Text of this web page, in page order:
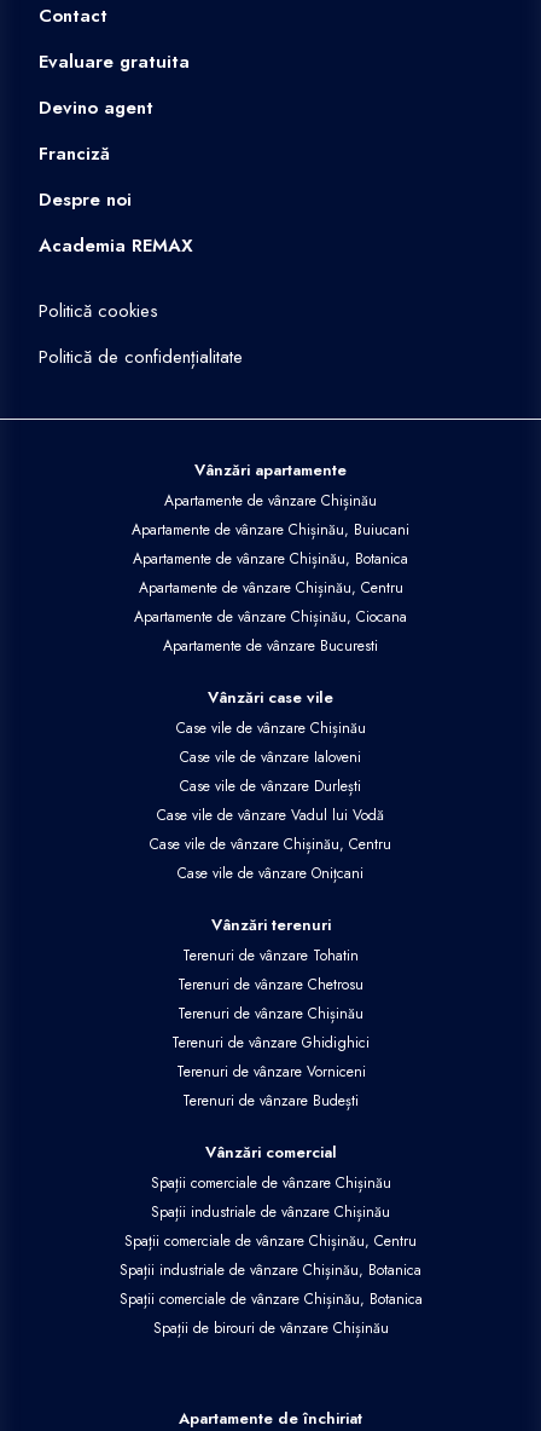
Contact
Evaluare gratuita
Devino agent
Franciză
Despre noi
Academia REMAX
Politică cookies
Politică de confidențialitate
Vânzări apartamente
Apartamente de vânzare Chișinău
Apartamente de vânzare Chișinău, Buiucani
Apartamente de vânzare Chișinău, Botanica
Apartamente de vânzare Chișinău, Centru
Apartamente de vânzare Chișinău, Ciocana
Apartamente de vânzare Bucuresti
Vânzări case vile
Case vile de vânzare Chișinău
Case vile de vânzare Ialoveni
Case vile de vânzare Durlești
Case vile de vânzare Vadul lui Vodă
Case vile de vânzare Chișinău, Centru
Case vile de vânzare Onițcani
Vânzări terenuri
Terenuri de vânzare Tohatin
Terenuri de vânzare Chetrosu
Terenuri de vânzare Chișinău
Terenuri de vânzare Ghidighici
Terenuri de vânzare Vorniceni
Terenuri de vânzare Budești
Vânzări comercial
Spații comerciale de vânzare Chișinău
Spații industriale de vânzare Chișinău
Spații comerciale de vânzare Chișinău, Centru
Spații industriale de vânzare Chișinău, Botanica
Spații comerciale de vânzare Chișinău, Botanica
Spații de birouri de vânzare Chișinău
Apartamente de închiriat